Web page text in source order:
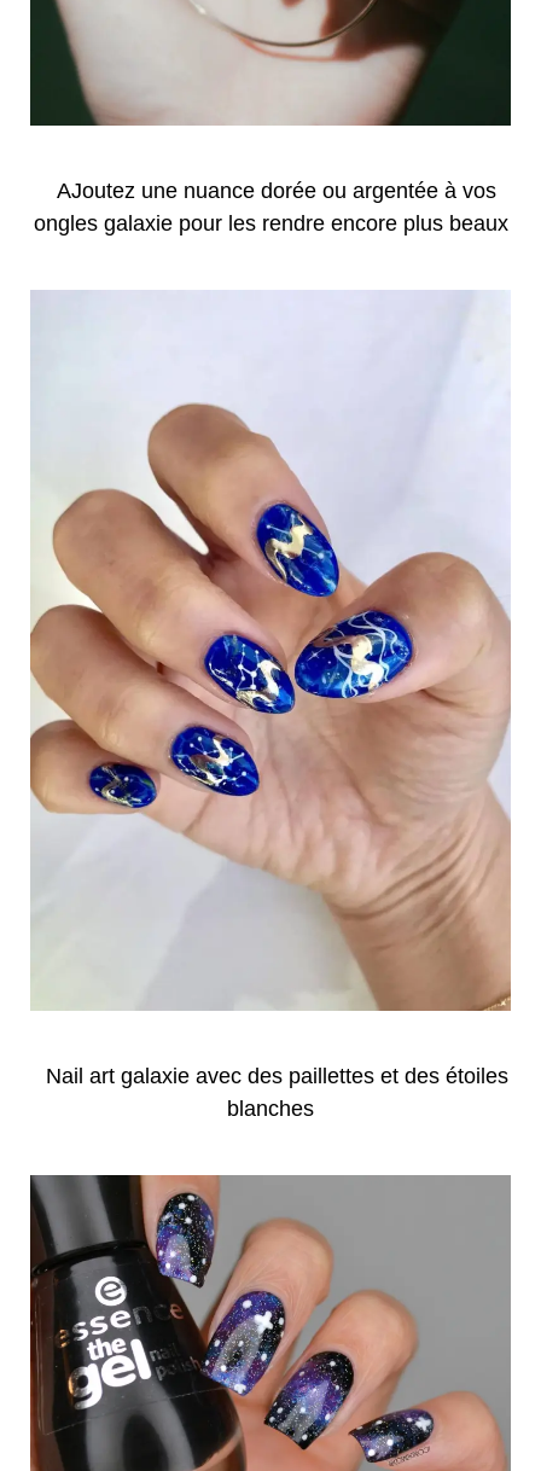
AJoutez une nuance dorée ou argentée à vos
ongles galaxie pour les rendre encore plus beaux
Nail art galaxie avec des paillettes et des étoiles
blanches